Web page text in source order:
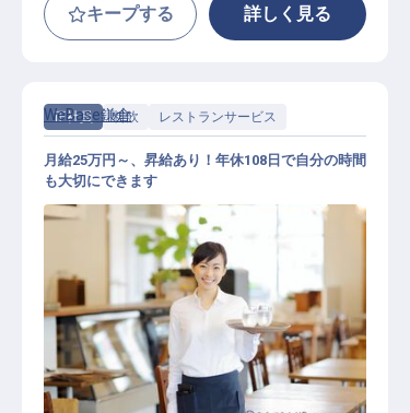
キープする 詳しく見る
正社員 料飲 レストランサービス
レストランサービス
WeBase鎌倉
月給25万円～、昇給あり！年休108日で自分の時間
も大切にできます